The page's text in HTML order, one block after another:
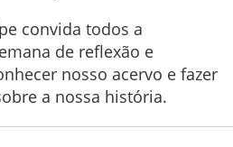
convida todos a
de reflexão e
nosso acervo e fazer
a nossa história.